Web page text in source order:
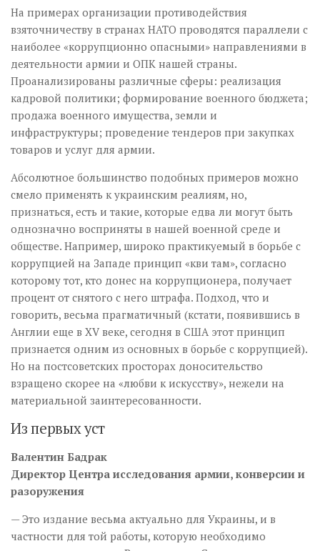
На примерах организации противодействия
взяточничеству в странах НАТО проводятся параллели с
наиболее «коррупционно опасными» направлениями в
деятельности армии и ОПК нашей страны.
Проанализированы различные сферы: реализация
кадровой политики; формирование военного бюджета;
продажа военного имущества, земли и
инфраструктуры; проведение тендеров при закупках
товаров и услуг для армии.
Абсолютное большинство подобных примеров можно
смело применять к украинским реалиям, но,
признаться, есть и такие, которые едва ли могут быть
однозначно восприняты в нашей военной среде и
обществе. Например, широко практикуемый в борьбе с
коррупцией на Западе принцип «кви там», согласно
которому тот, кто донес на коррупционера, получает
процент от снятого с него штрафа. Подход, что и
говорить, весьма прагматичный (кстати, появившись в
Англии еще в XV веке, сего­дня в США этот принцип
признается одним из основных в борьбе с коррупцией).
Но на постсоветских просторах доносительство
взращено скорее на «любви к искусству», нежели на
материальной заинтересованности.
Из первых уст
Валентин Бадрак
Директор Центра исследования армии, конверсии и
разоружения
— Это издание весьма актуально для Украины, и в
частности для той работы, которую необходимо